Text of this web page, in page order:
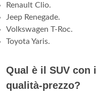
Renault Clio.
Jeep Renegade.
Volkswagen T-Roc.
Toyota Yaris.
Qual è il SUV
qualità-prezzo?